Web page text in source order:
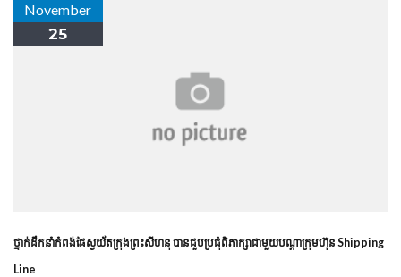
November
25
ថ្នាក់ដឹកនាំ​កំពង់ផែ​ស្វយ័ត​ក្រុងព្រះសីហនុ បាន​ជួប​ប្រជុំ​ពិភាក្សា​ជាមួយ​បណ្ដា​ក្រុមហ៊ុន Shipping
Line